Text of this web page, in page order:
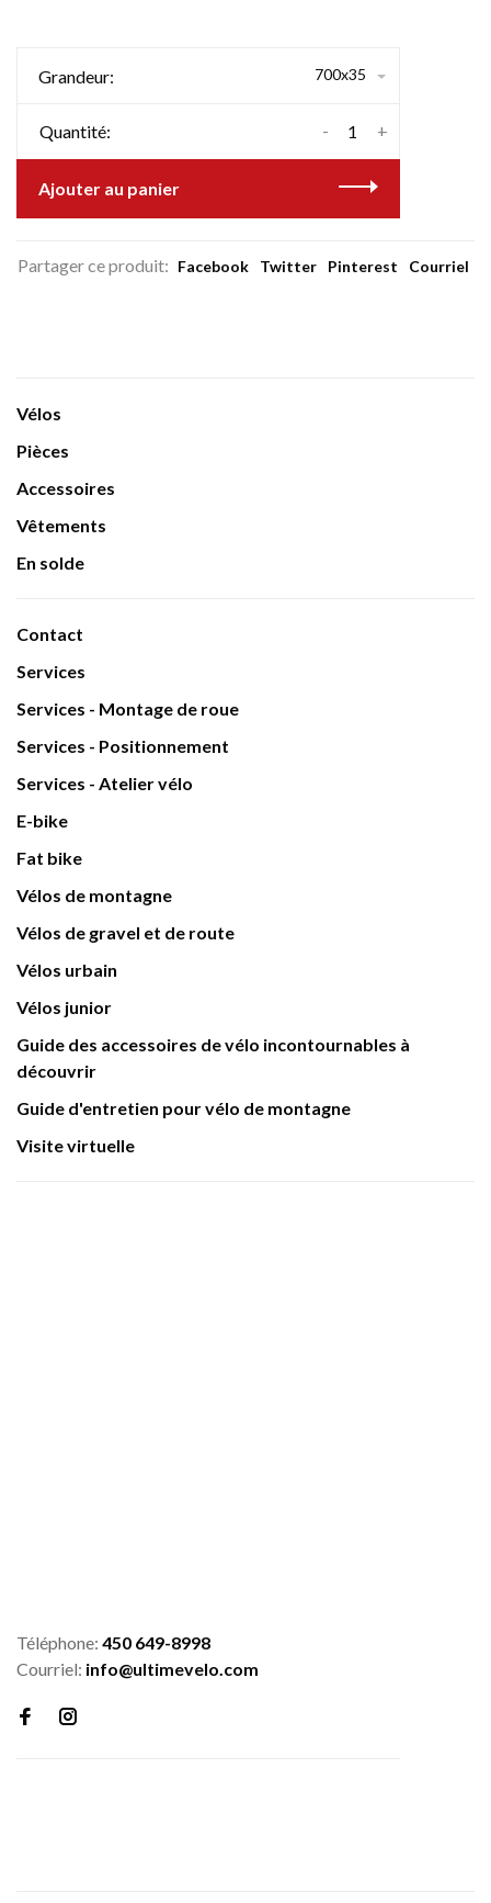
Grandeur: 700x35
Quantité: +
-
Ajouter au panier
Partager ce produit: Facebook Twitter Pinterest Courriel
Vélos
Pièces
Accessoires
Vêtements
En solde
Contact
Services
Services - Montage de roue
Services - Positionnement
Services - Atelier vélo
E-bike
Fat bike
Vélos de montagne
Vélos de gravel et de route
Vélos urbain
Vélos junior
Guide des accessoires de vélo incontournables à
découvrir
Guide d'entretien pour vélo de montagne
Visite virtuelle
Téléphone: 450 649-8998
Courriel: info@ultimevelo.com